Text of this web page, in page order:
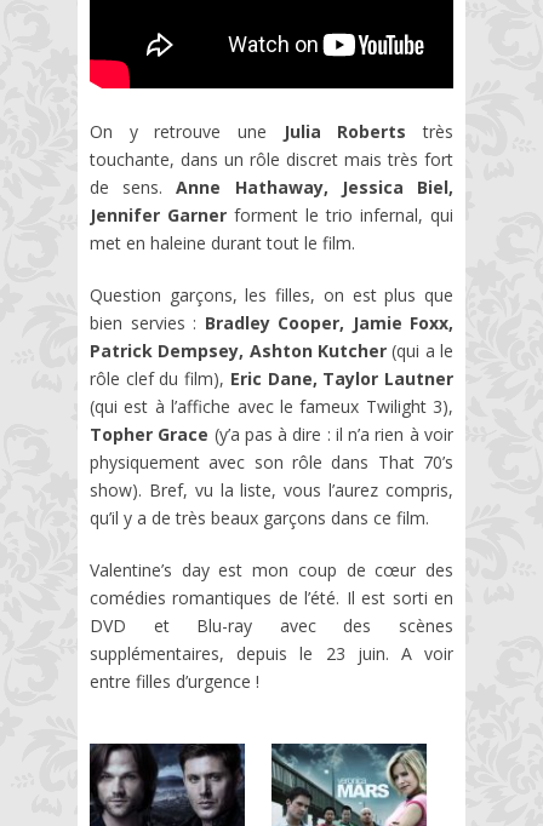
On y retrouve une Julia Roberts très
touchante, dans un rôle discret mais très fort
de sens.Anne Hathaway, Jessica Biel,
Jennifer Garner forment le trio infernal, qui
met en haleine durant tout le film.
Question garçons, les filles, on est plus que
bien servies : Bradley Cooper, Jamie Foxx,
Patrick Dempsey, Ashton Kutcher (qui a le
rôle clef du film), Eric Dane, Taylor Lautner
(qui est à l’affiche avec le fameux Twilight 3),
Topher Grace (y’a pas à dire : il n’a rien à voir
physiquement avec son rôle dans That 70’s
show). Bref, vu la liste, vous l’aurez compris,
qu’il y a de très beaux garçons dans ce film.
Valentine’s day est mon coup de cœur des
comédies romantiques de l’été. Il est sorti en
DVD et Blu-ray avec des scènes
supplémentaires, depuis le 23 juin. A voir
entre filles d’urgence !